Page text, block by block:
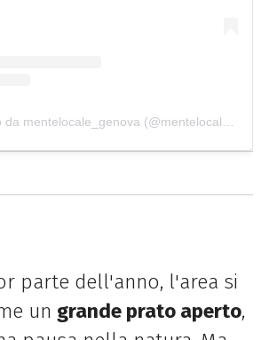
parte dell'anno, l'area si
un grande prato aperto,